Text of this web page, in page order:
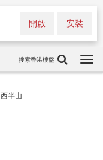
安裝
開啟
搜索香港樓盤
西半山